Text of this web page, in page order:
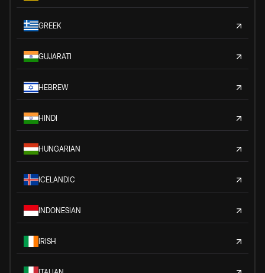
GREEK
GUJARATI
HEBREW
HINDI
HUNGARIAN
ICELANDIC
INDONESIAN
IRISH